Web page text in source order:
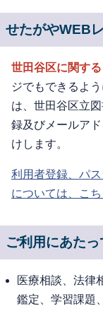
せたがやWEB
世田谷区に関す
ジでもできるよ
は、世田谷区立
録及びメールア
けします。
利用者登録、パ
については、こ
ご利用にあたっ
医療相談、法律
鑑定、学習課題